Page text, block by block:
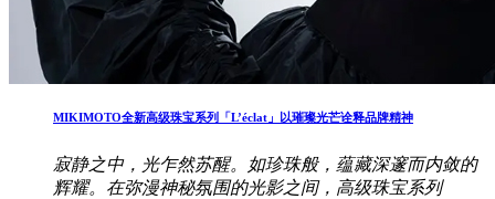
MIKIMOTO全新高级珠宝系列「L’éclat」以璀璨光芒诠释品牌精神
寂静之中，光乍然苏醒。如珍珠般，蕴藏深邃而内敛的
辉耀。在弥漫神秘氛围的光影之间，高级珠宝系列